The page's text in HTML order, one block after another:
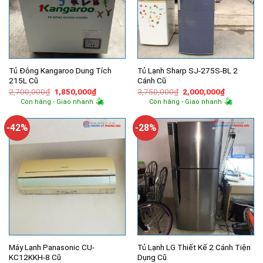
Tủ Đông Kangaroo Dung Tích
215L Cũ
2,700,000₫ Giá
gốc
là:
1,850,000₫Giá
hiện
tại
1,850,000₫.
Còn hàng - Giao nhanh
Tủ Lạnh Sharp SJ-275S-BL 2
Cánh Cũ
3,750,000₫ Giá
gốc
là:
2,000,000₫Giá
hiện
tại
Còn hàng - Giao nhanh
-42%
Máy Lạnh Panasonic CU-
KC12KKH-8 Cũ
-28%
Tủ Lạnh LG Thiết Kế 2 Cánh Tiện
Dụng Cũ